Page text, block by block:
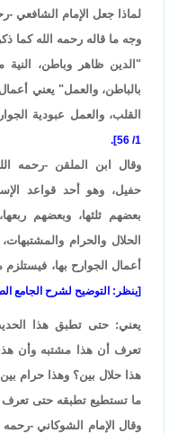
لماذا جعل الإمام الشافعي
وجه ما قاله رحمه الله كما
"الدين ظاهر وباطن، النية
بالباطن، والعمل" يعني
القلب، والعمل عبودية
1/ 56].
وقال ابن الملقن -رحمه
حفيل، وهو أحد قواعد
بعضهم ثلثها، وبعضهم
الحلال والحرام
أعمال الجوارح بها،
[ينظر: التوضيح لشرح الجامع الصحيح:
يعني: حتى تطبق هذا
تعرف أن هذا مشتبه وأن
هذا حلال بين؟ وهذا حرام
ما تستطيع تطبقه حتى تعرف
وقال الإمام الشوكاني -